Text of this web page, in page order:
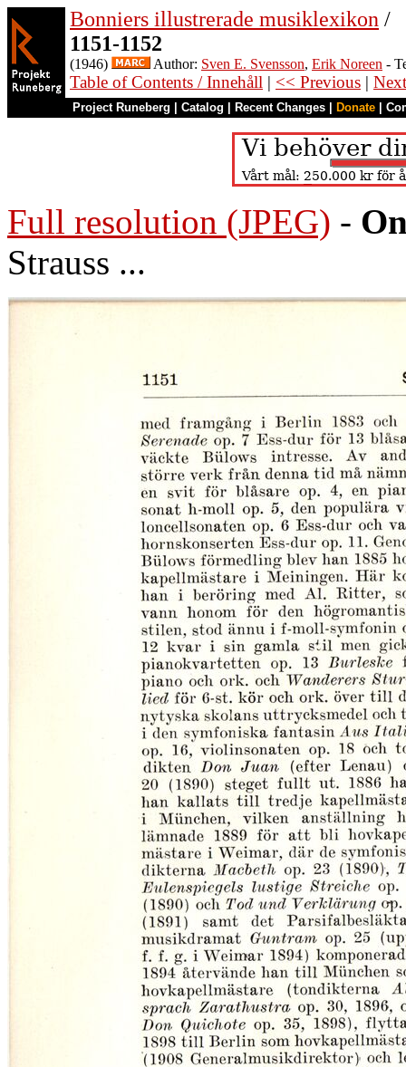
Bonniers illustrerade musiklexikon /
1151-1152
(1946) Author: Sven E. Svensson, Erik Noreen -
Table of Contents / Innehåll | << Previous |
Project Runeberg Catalog Recent Changes Donate
Full resolution (JPEG) -
Strauss ...